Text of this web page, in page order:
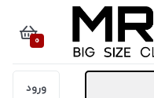
0
ورود